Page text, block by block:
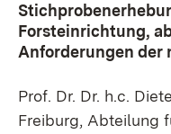
Forsteinrichtung,
Anforderungen
Prof. Dr. Dr. h.c.
Freiburg, Abteilung